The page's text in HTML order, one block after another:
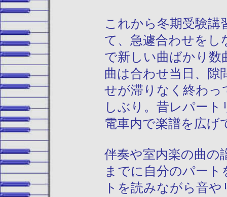
これから冬期受験講
て、急遽合わせを
で新しい曲ばかり数
曲は合わせ当日、隙
せが滞りなく終わっ
しぶり。昔レパー
電車内で楽譜を広げ
伴奏や室内楽の曲の
までに自分のパー
トを読みながら音